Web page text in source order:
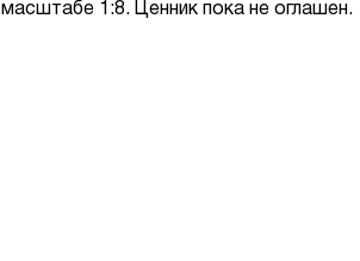
масштабе 1:8. Ценник пока не оглашен.